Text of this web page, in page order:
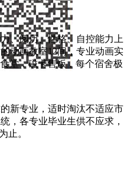
、阅历、性格、自控能力上
动画教室12间，专业动画实
堂，磁卡售饭，每个宿舍极
新专业，适时淘汰不适应市
，各专业毕业生供不应求，
止。